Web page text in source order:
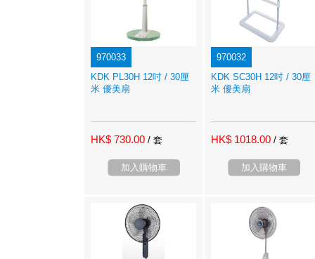
970033
KDK PL30H 12吋 / 30厘
米 優美扇
HK$ 730.00 / 套
加入購物車
970032
KDK SC30H 12吋 / 30厘
米 優美扇
HK$ 1018.00 / 套
加入購物車